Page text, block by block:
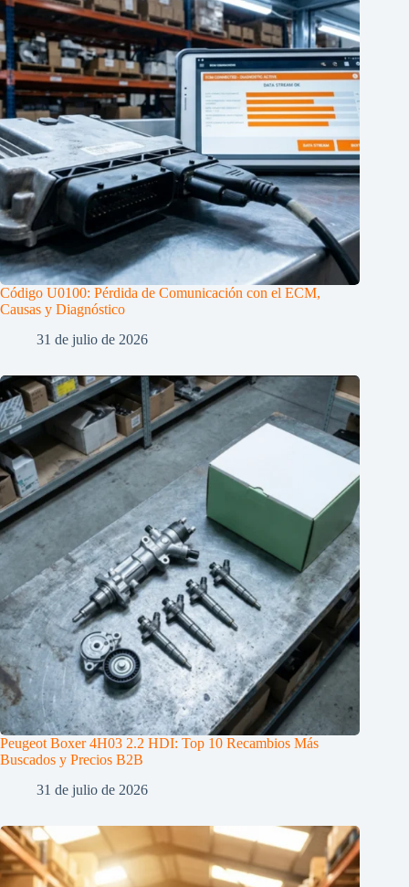
Código U0100: Pérdida de Comunicación con el ECM,
Causas y Diagnóstico
31 de julio de 2026
Peugeot Boxer 4H03 2.2 HDI: Top 10 Recambios Más
Buscados y Precios B2B
31 de julio de 2026